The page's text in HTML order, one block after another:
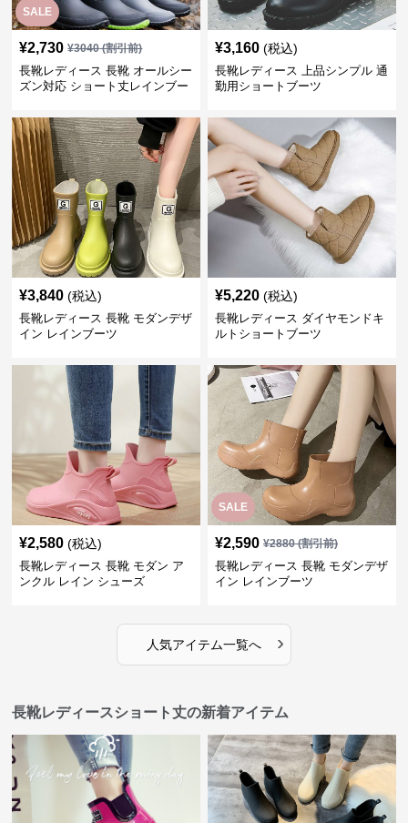
SALE
¥2,730 ¥3040(割引前)
長靴レディース 長靴 オールシー
ズン対応 ショート丈レインブー
¥3,160 (税込)
長靴レディース 上品シンプル 通
勤用ショートブーツ
¥3,840 (税込)
長靴レディース 長靴 モダンデザ
イン レインブーツ
¥5,220 (税込)
長靴レディース ダイヤモンドキ
ルトショートブーツ
¥2,580 (税込)
長靴レディース 長靴 モダン ア
ンクル レイン シューズ
SALE
¥2,590 ¥2880(割引前)
長靴レディース 長靴 モダンデザ
イン レインブーツ
人気アイテム一覧へ ›
長靴レディースショート丈の新着アイテム